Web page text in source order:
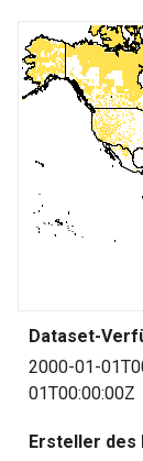
Dataset-
2000-01-
01T00:00:00Z
Ersteller des